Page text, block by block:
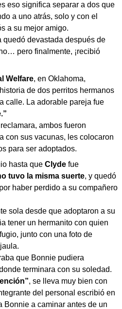
eso significa separar a dos que
a uno atrás, solo y con el
a su mejor amigo.
quedó devastada después de
pero finalmente, ¡recibió
Welfare, en Oklahoma,
de dos perritos hermanos
calle. La adorable pareja fue
ambos fueron
con sus vacunas, les colocaron
para ser adoptados.
hasta que Clyde fue
tuvo la misma suerte, y quedó
haber perdido a su compañero
sola desde que adoptaron a su
tener un hermanito con quien
junto con una foto de
que Bonnie pudiera
terminara con su soledad.
, se lleva muy bien con
del personal escribió en
Bonnie a caminar antes de un